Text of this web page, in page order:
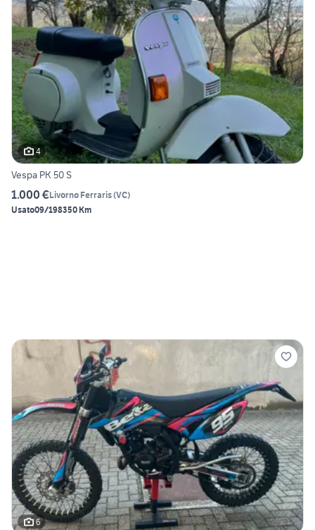
4
Vespa PK 50 S
1.000 €Livorno Ferraris(VC)
Usato09/198350 Km
6